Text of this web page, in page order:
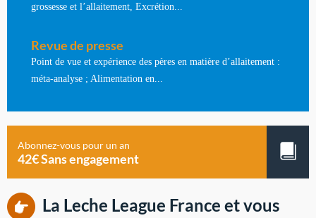
grossesse et l’allaitement, Excrétion...
Revue de presse
Point de vue et expérience des pères en matière d’allaitement :
méta-analyse ; Alimentation en...
Abonnez-vous pour un an
42€ Sans engagement
La Leche League France et vous